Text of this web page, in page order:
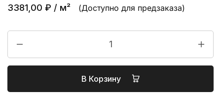
3381,00 ₽ / м² (Доступно для предзаказа)
В Корзину